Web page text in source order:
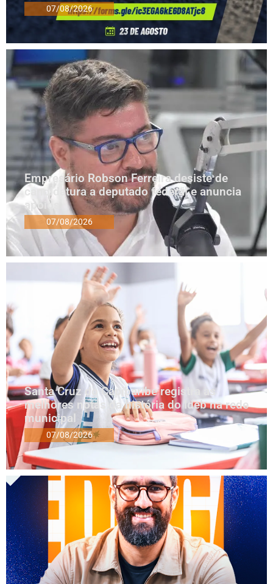
07/08/2026
Empresário Robson Ferreira desiste de
candidatura a deputado federal e anuncia
apoios
07/08/2026
Santa Cruz do Capibaribe registra as
melhores notas da história do Ideb na rede
municipal
07/08/2026